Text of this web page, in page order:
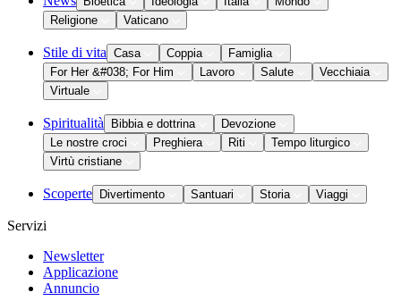
Religione
Vaticano
Stile di vita Casa Coppia
Famiglia
For Her &#038; For Him
Lavoro Salute
Vecchiaia
Virtuale
Spiritualità Bibbia e dottrina
Devozione
Le nostre croci
Preghiera Riti
Tempo liturgico
Virtù cristiane
Scoperte Divertimento Santuari Storia Viaggi
Servizi
Newsletter
Applicazione
Annuncio